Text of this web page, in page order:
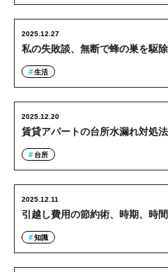
私の失敗談、無断で蜂の巣を駆
2025.12.27
生活
賃貸アパートの台所水漏れ対処法
2025.12.20
台所
引越し費用の節約術、時期、時
2025.12.11
知識